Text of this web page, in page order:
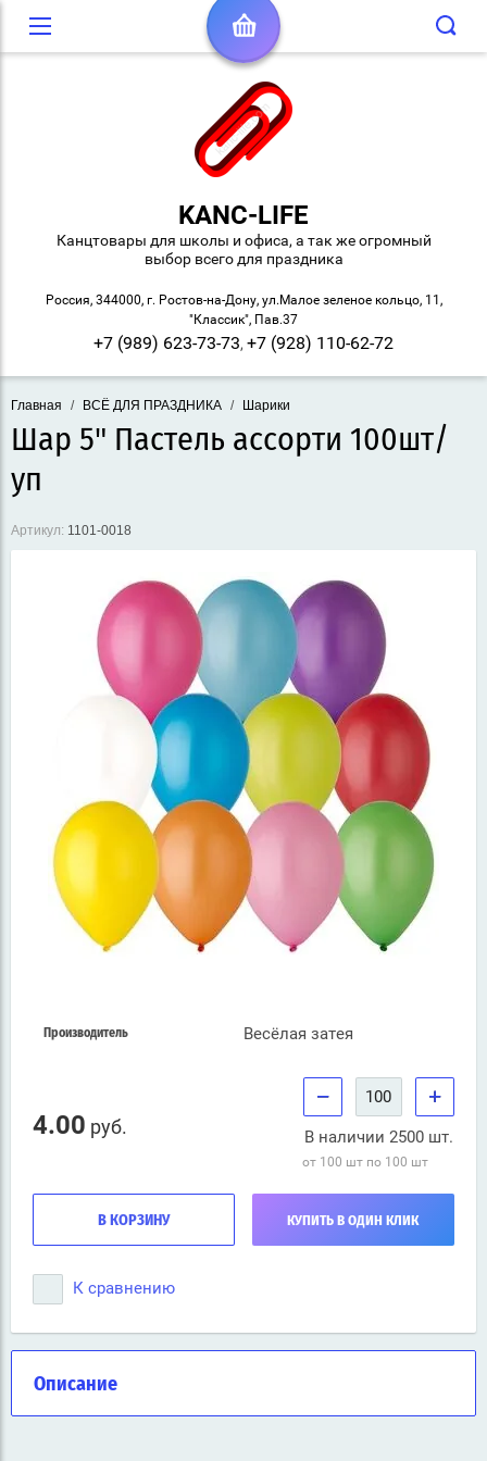
KANC-LIFE
Канцтовары для школы и офиса, а так же огромный
выбор всего для праздника
Россия, 344000, г. Ростов-на-Дону, ул.Малое зеленое кольцо, 11,
"Классик", Пав.37
+7 (989) 623-73-73, +7 (928) 110-62-72
Главная / ВСЁ ДЛЯ ПРАЗДНИКА / Шарики
Шар 5" Пастель ассорти 100шт/
уп
Артикул: 1101-0018
Производитель Весёлая затея
4.00 руб.
− +
В наличии 2500 шт.
от 100 шт по 100 шт
В КОРЗИНУ КУПИТЬ В ОДИН КЛИК
К сравнению
Описание